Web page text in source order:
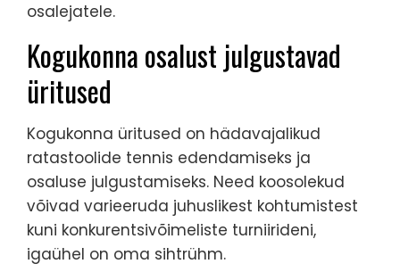
osalejatele.
Kogukonna osalust julgustavad
üritused
Kogukonna üritused on hädavajalikud
ratastoolide tennis edendamiseks ja
osaluse julgustamiseks. Need koosolekud
võivad varieeruda juhuslikest kohtumistest
kuni konkurentsivõimeliste turniirideni,
igaühel on oma sihtrühm.